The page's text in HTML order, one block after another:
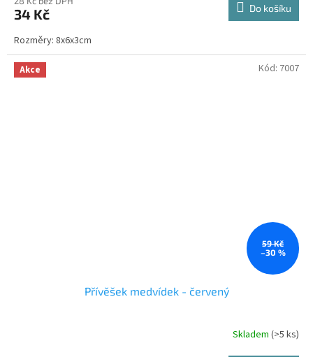
34 Kč Do košíku
Rozměry: 8x6x3cm
Akce
59 Kč
–30 %
Přívěšek medvídek - červený
Skladem (>5 ks)
Kód: 7007